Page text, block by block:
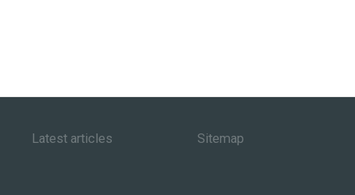
Latest articles Sitemap